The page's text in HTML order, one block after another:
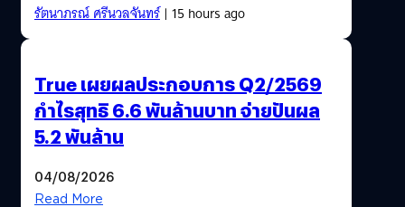
รัตนาภรณ์ ศรีนวลจันทร์| 15 hours ago
True เผยผลประกอบการ Q2/2569
กำไรสุทธิ 6.6 พันล้านบาท จ่ายปันผล
5.2 พันล้าน
04/08/2026
Read More